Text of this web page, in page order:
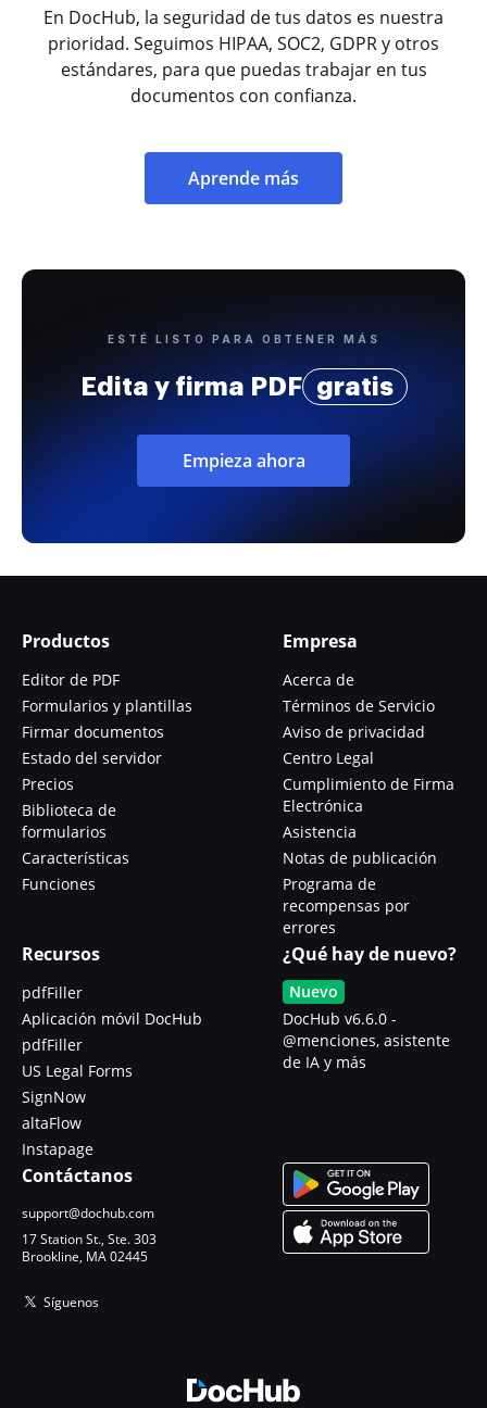
En DocHub, la seguridad de tus datos es nuestra
prioridad. Seguimos HIPAA, SOC2, GDPR y otros
estándares, para que puedas trabajar en tus
documentos con confianza.
Aprende más
ESTÉ LISTO PARA OBTENER MÁS
Edita y firma PDF gratis
Empieza ahora
Productos
Editor de PDF
Formularios y plantillas
Firmar documentos
Estado del servidor
Precios
Biblioteca de
formularios
Características
Funciones
Empresa
Acerca de
Términos de Servicio
Aviso de privacidad
Centro Legal
Cumplimiento de Firma
Electrónica
Asistencia
Notas de publicación
Programa de
recompensas por
errores
Recursos
pdfFiller
Aplicación móvil DocHub
pdfFiller
US Legal Forms
SignNow
altaFlow
Instapage
¿Qué hay de nuevo?
Nuevo
DocHub v6.6.0 -
@menciones, asistente
de IA y más
Contáctanos
support@dochub.com
17 Station St., Ste. 303
Brookline, MA 02445
Síguenos